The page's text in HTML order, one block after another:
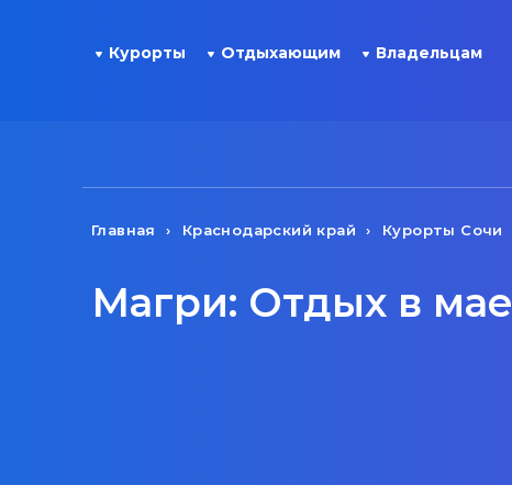
Курорты Отдыхающим Владельцам
Главная Краснодарский край Курорты Сочи
Магри: Отдых в мае